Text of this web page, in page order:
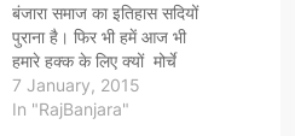
बंजारा समाज का इतिहास सदियों
पुराना है। फिर भी हमें आज भी
हमारे हक्क के लिए क्यों मोर्चे
अंदोलन करने पढते हैं। क्या
हमारा समाज इस देश का हिस्सा
7 January, 2015
In "RajBanjara"